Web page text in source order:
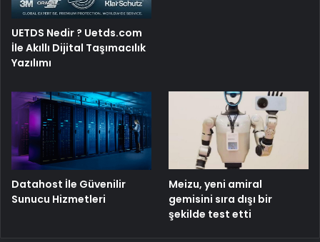
UETDS Nedir ? Uetds.com
İle Akıllı Dijital Taşımacılık
Yazılımı
Datahost İle Güvenilir
Sunucu Hizmetleri
Meizu, yeni amiral
gemisini sıra dışı bir
şekilde test etti